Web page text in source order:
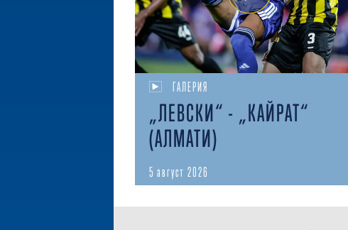
ГАЛЕРИЯ
„ЛЕВСКИ“ - „КАЙРАТ“
(АЛМАТИ)
5 август 2026